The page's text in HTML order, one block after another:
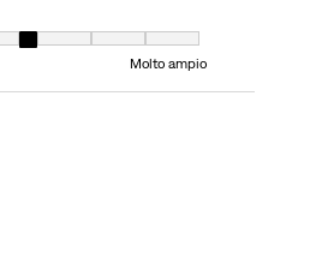
a Molto aderente e 7 è uguale a Molto
Molto ampio